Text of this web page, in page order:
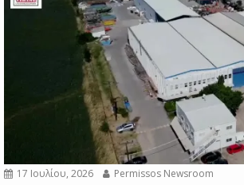
17 Ιουλίου, 2026 Permissos Newsroom